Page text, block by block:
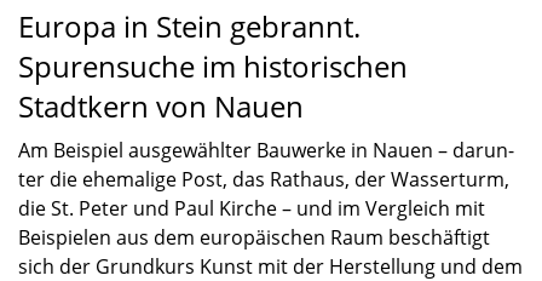
Europa in Stein gebrannt.
Spurensuche im historischen
Stadtkern von Nauen
Am Beispiel ausge­wähl­ter Bauwerke in Nauen – darun­
ter die ehema­lige Post, das Rathaus, der Wasser­turm,
die St. Peter und Paul Kirche – und im Vergleich mit
Beispie­len aus dem europäi­schen Raum beschäf­tigt
sich der Grund­kurs Kunst mit der Herstel­lung und dem